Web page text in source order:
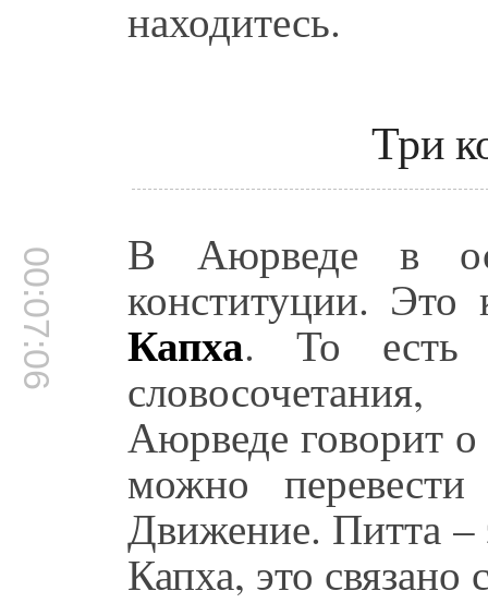
находитесь.
Три
00:07:06 В Аюрведе в
конституции. Это
Капха. То есть
Аюрведе говорит
можно
Движение. Питта –
Капха, это